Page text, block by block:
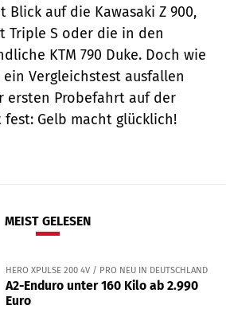
Blick auf die Kawasaki Z 900,
Triple S oder die in den
KTM 790 Duke. Doch wie
Vergleichstest ausfallen
ersten Probefahrt auf der
fest: Gelb macht glücklich!
MEIST GELESEN
HERO XPULSE 200 4V / PRO NEU IN DEUTSCHLAND
A2-Enduro unter 160 Kilo ab 2.990
Euro